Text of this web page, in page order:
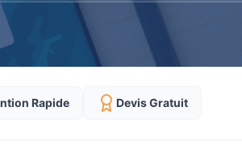
Rapide Devis Gratuit